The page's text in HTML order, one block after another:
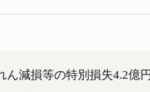
減損等の特別損失4.2億円